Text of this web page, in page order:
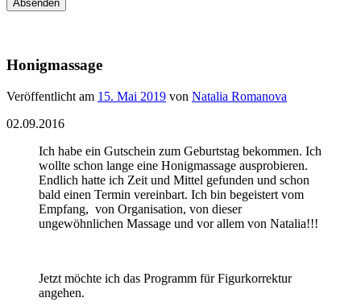
Honigmassage
Veröffentlicht am 15. Mai 2019 von Natalia Romanova
02.09.2016
Ich habe ein Gutschein zum Geburtstag bekommen. Ich
wollte schon lange eine Honigmassage ausprobieren.
Endlich hatte ich Zeit und Mittel gefunden und schon
bald einen Termin vereinbart. Ich bin begeistert vom
Empfang, von Organisation, von dieser
ungewöhnlichen Massage und vor allem von Natalia!!!
Jetzt möchte ich das Programm für Figurkorrektur
angehen.